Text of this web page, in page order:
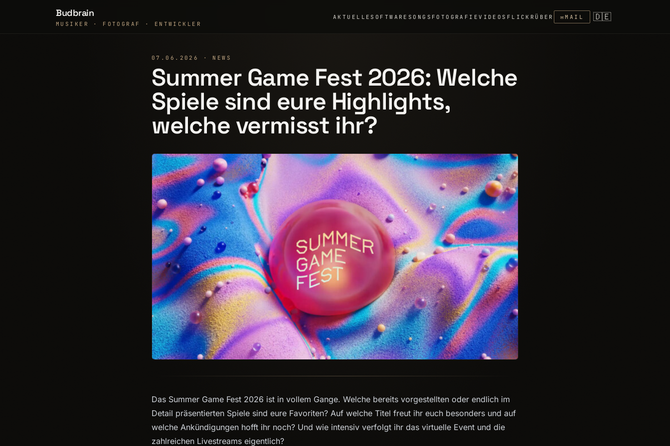
Budbrain
MUSIKER · FOTOGRAF · ENTWICKLER
AKTUELLE SOFTWARE SONGS FOTOGRAFIEVIDEOS FLICKR ÜBER ✉MAIL 🇩🇪
07.06.2026 · NEWS
Summer Game Fest 2026: Welche
Spiele sind eure Highlights,
welche vermisst ihr?
Das Summer Game Fest 2026 ist in vollem Gange. Welche bereits vorgestellten oder endlich im
Detail präsentierten Spiele sind eure Favoriten? Auf welche Titel freut ihr euch besonders und auf
welche Ankündigungen hofft ihr noch? Und wie intensiv verfolgt ihr das virtuelle Event und die
zahlreichen Livestreams eigentlich?